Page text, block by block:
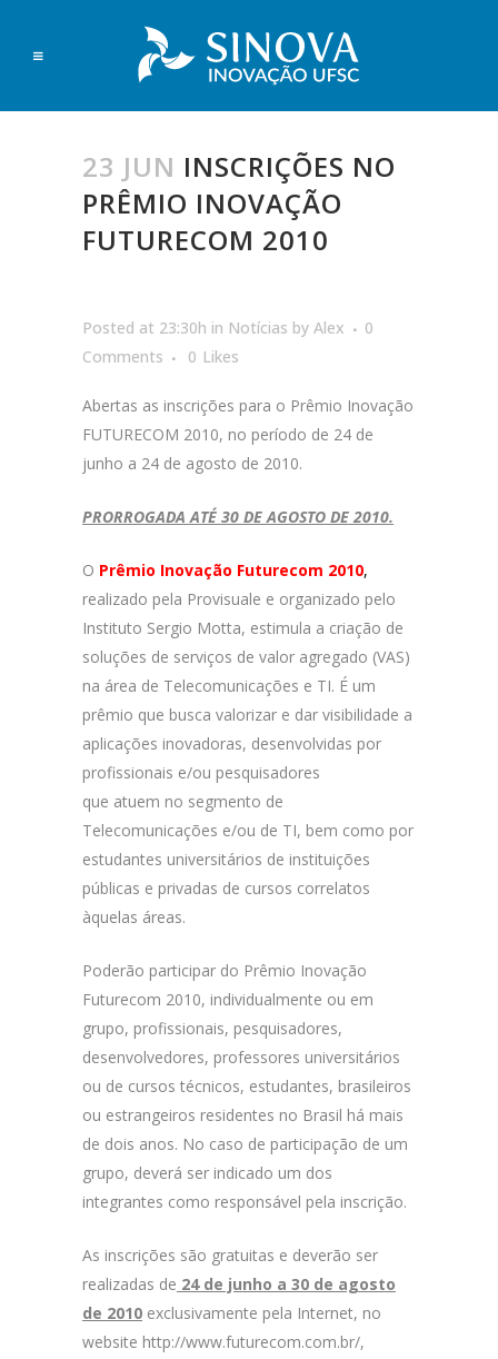
23 JUN INSCRIÇÕES NO
PRÊMIO INOVAÇÃO
FUTURECOM 2010
Posted at 23:30h in Notícias by Alex
0
Comments
0 Likes
Abertas as inscrições para o Prêmio Inovação
FUTURECOM 2010, no período de 24 de
junho a 24 de agosto de 2010.
PRORROGADA ATÉ 30 DE AGOSTO DE 2010.
O Prêmio Inovação Futurecom 2010,
realizado pela Provisuale e organizado pelo
Instituto Sergio Motta, estimula a criação de
soluções de serviços de valor agregado (VAS)
na área de Telecomunicações e TI. É um
prêmio que busca valorizar e dar visibilidade a
aplicações inovadoras, desenvolvidas por
profissionais e/ou pesquisadores
que atuem no segmento de
Telecomunicações e/ou de TI, bem como por
estudantes universitários de instituições
públicas e privadas de cursos correlatos
àquelas áreas.
Poderão participar do Prêmio Inovação
Futurecom 2010, individualmente ou em
grupo, profissionais, pesquisadores,
desenvolvedores, professores universitários
ou de cursos técnicos, estudantes, brasileiros
ou estrangeiros residentes no Brasil há mais
de dois anos. No caso de participação de um
grupo, deverá ser indicado um dos
integrantes como responsável pela inscrição.
As inscrições são gratuitas e deverão ser
realizadas de 24 de junho a 30 de agosto
de 2010 exclusivamente pela Internet, no
website http://www.futurecom.com.br/,